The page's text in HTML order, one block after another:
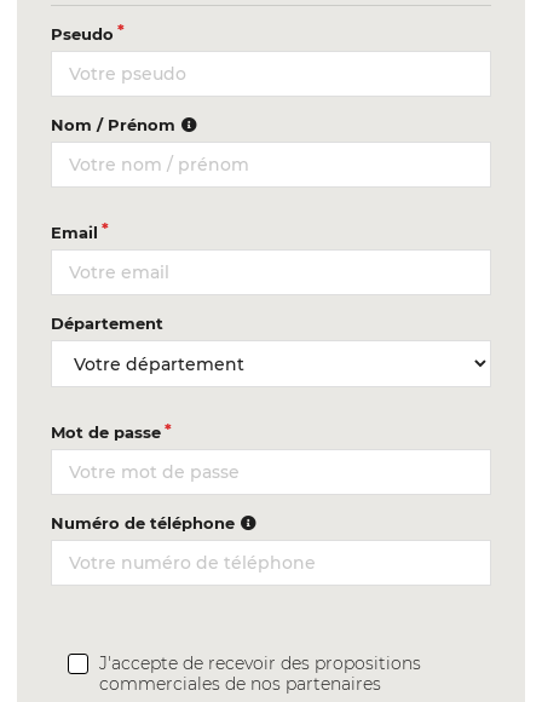
Pseudo
Nom / Prénom
Email
Département
Mot de passe
Numéro de téléphone
J'accepte de recevoir des propositions
commerciales de nos partenaires